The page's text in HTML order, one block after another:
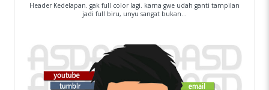
Header Kedelapan. gak full color lagi. karna gwe udah ganti tampilan
jadi full biru, unyu sangat bukan...